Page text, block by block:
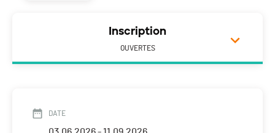
Inscription
OUVERTES
DATE